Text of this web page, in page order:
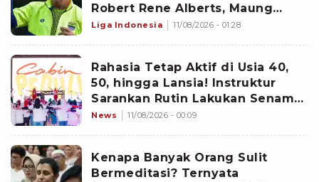
Robert Rene Alberts, Maung
Bandung Selesaikan Bursa
Liga Indonesia 11/08/2026 - 01:28
Rahasia Tetap Aktif di Usia 40,
50, hingga Lansia! Instruktur
Sarankan Rutin Lakukan Senam
Ini
News 11/08/2026 - 00:09
Kenapa Banyak Orang Sulit
Bermeditasi? Ternyata